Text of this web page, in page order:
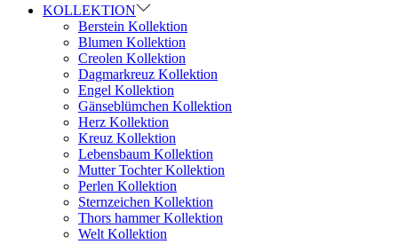
KOLLEKTION
Berstein Kollektion
Blumen Kollektion
Creolen Kollektion
Dagmarkreuz Kollektion
Engel Kollektion
Gänseblümchen Kollektion
Herz Kollektion
Kreuz Kollektion
Lebensbaum Kollektion
Mutter Tochter Kollektion
Perlen Kollektion
Sternzeichen Kollektion
Thors hammer Kollektion
Welt Kollektion